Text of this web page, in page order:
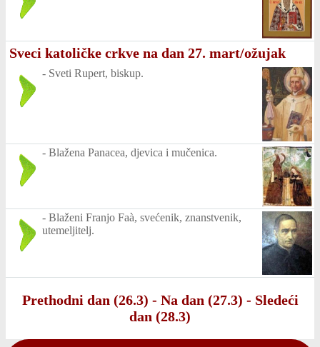
Sveci katoličke crkve na dan 27. mart/ožujak
- Sveti Rupert, biskup.
- Blažena Panacea, djevica i mučenica.
- Blaženi Franjo Faà, svećenik, znanstvenik,
utemeljitelj.
Prethodni dan (26.3) - Na dan (27.3) - Sledeći
dan (28.3)